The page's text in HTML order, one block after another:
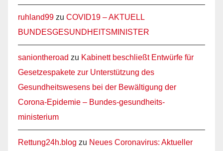
ruhland99 zu COVID19 – AKTUELL
BUNDESGESUNDHEITSMINISTER
saniontheroad zu Kabinett beschließt Entwürfe für
Gesetzespakete zur Unterstützung des
Gesundheitswesens bei der Bewältigung der
Corona-Epidemie – Bundes-gesundheits-
ministerium
Rettung24h.blog zu Neues Coronavirus: Aktueller